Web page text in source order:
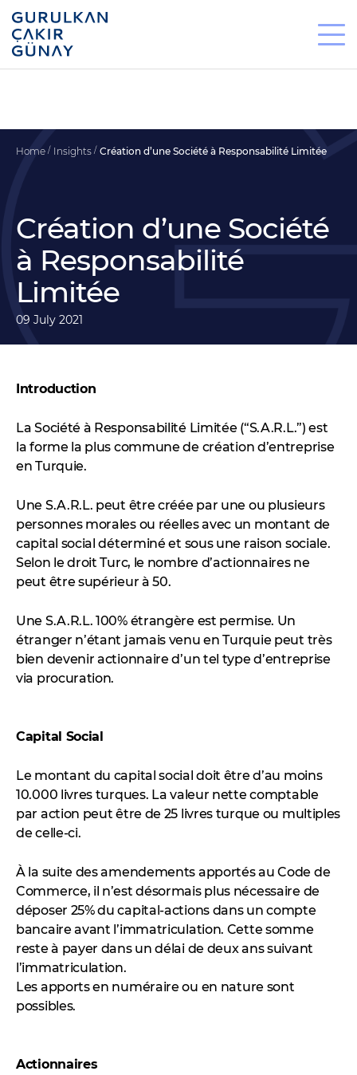
Home Insights Création d’une Société à Responsabilité Limitée
Création d’une Société
à Responsabilité
Limitée
09 July 2021
Introduction
La Société à Responsabilité Limitée (“S.A.R.L.”) est
la forme la plus commune de création d’entreprise
en Turquie.
Une S.A.R.L. peut être créée par une ou plusieurs
personnes morales ou réelles avec un montant de
capital social déterminé et sous une raison sociale.
Selon le droit Turc, le nombre d’actionnaires ne
peut être supérieur à 50.
Une S.A.R.L. 100% étrangère est permise. Un
étranger n’étant jamais venu en Turquie peut très
bien devenir actionnaire d’un tel type d’entreprise
via procuration.
Capital Social
Le montant du capital social doit être d’au moins
10.000 livres turques. La valeur nette comptable
par action peut être de 25 livres turque ou multiples
de celle-ci.
À la suite des amendements apportés au Code de
Commerce, il n’est désormais plus nécessaire de
déposer 25% du capital-actions dans un compte
bancaire avant l’immatriculation. Cette somme
reste à payer dans un délai de deux ans suivant
l’immatriculation.
Les apports en numéraire ou en nature sont
possibles.
Actionnaires